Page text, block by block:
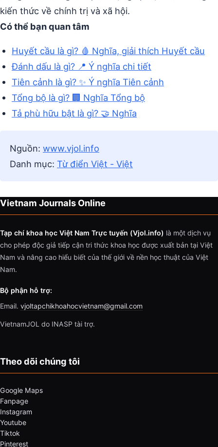
kiến thức về chính trị và xã hội.
Có thể bạn quan tâm
Huyết cầu là gì? 🩸 Nghĩa, giải thích Huyết cầu
Đánh dấu là gì? 📍 Ý nghĩa chi tiết
Tiên cảnh là gì? ✨ Ý nghĩa Tiên cảnh
Tổng bộ là gì? 🏢 Nghĩa Tổng bộ
Tả phù hữu bật là gì? 🤝 Nghĩa
Nguồn: www.vjol.info
Danh mục: Từ điển Việt - Việt
Vietnam Journals Online
Tạp chí khoa học Việt Nam Trực tuyến (Vjol.info) là một dịch vụ
cho phép độc giả tiếp cận tri thức khoa học được xuất bản tại Việt
Nam và nâng cao hiểu biết của thế giới về nền học thuật của Việt
Nam.
Bộ phận hỗ trợ:
Email. vjoltapchikhoahocvietnam@gmail.com
VietnamJOL do INASP tài trợ.
Theo dõi chúng tôi
Google Maps
Fanpage
Instagram
Youtube
Tiktok
Pinterest